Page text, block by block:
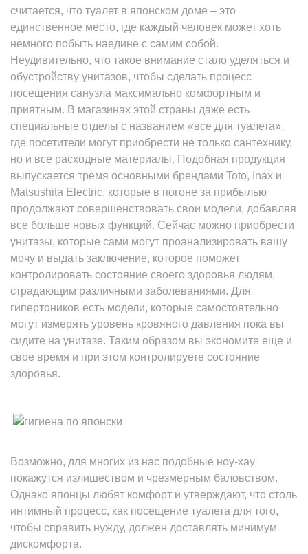
считается, что туалет в японском доме – это
единственное место, где каждый человек может хоть
немного побыть наедине с самим собой.
Неудивительно, что такое внимание стало уделяться и
обустройству унитазов, чтобы сделать процесс
посещения санузла максимально комфортным и
приятным. В магазинах этой страны даже есть
специальные отделы с названием «все для туалета»,
где посетители могут приобрести не только сантехнику,
но и все расходные материалы. Подобная продукция
выпускается тремя основными брендами Toto, Inax и
Matsushita Electric, которые в погоне за прибылью
продолжают совершенствовать свои модели, добавляя
все больше новых функций. Сейчас можно приобрести
унитазы, которые сами могут проанализировать вашу
мочу и выдать заключение, которое поможет
контролировать состояние своего здоровья людям,
страдающим различными заболеваниями. Для
гипертоников есть модели, которые самостоятельно
могут измерять уровень кровяного давления пока вы
сидите на унитазе. Таким образом вы экономите еще и
свое время и при этом контролируете состояние
здоровья.
Возможно, для многих из нас подобные ноу-хау
покажутся излишеством и чрезмерным баловством.
Однако японцы любят комфорт и утверждают, что столь
интимный процесс, как посещение туалета для того,
чтобы справить нужду, должен доставлять минимум
дискомфорта.